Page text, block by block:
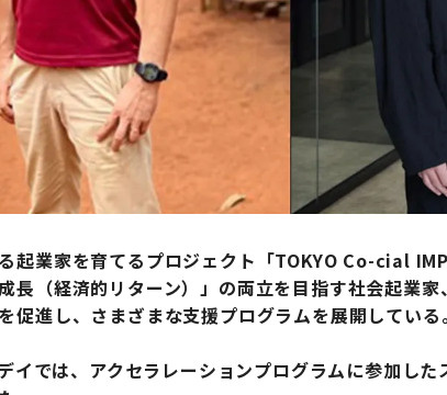
起業家を育てるプロジェクト「TOKYO Co-cial
長（経済的リターン）」の両立を目指す社会起業
促進し、さまざまな支援プログラムを展開している。
イでは、アクセラレーションプログラムに参加し